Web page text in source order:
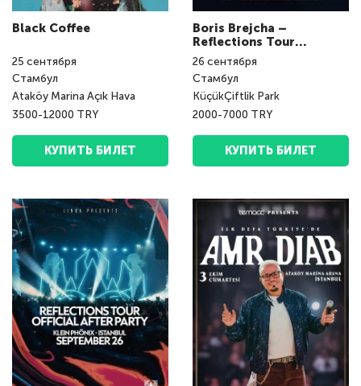
Black Coffee
25 сентября
Стамбул
Ataköy Marina Açık Hava
3500-12000 TRY
КУПИТЬ БИЛЕТ
Boris Brejcha –
Reflections Tour
(Istanbul)
26 сентября
Стамбул
KüçükÇiftlik Park
2000-7000 TRY
КУПИТЬ БИЛЕТ